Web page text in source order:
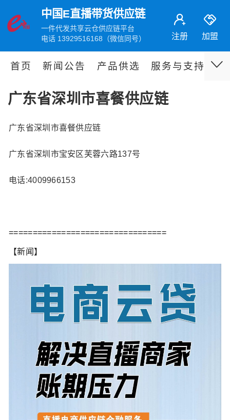
中国E直播带货供应链
一件代发共享云仓供应链平台
电话 13929516168（微信同号）
注册 加盟
首页 新闻公告 产品供选 服务与支持 伙
广东省深圳市喜餐供应链
广东省深圳市喜餐供应链
广东省深圳市宝安区芙蓉六路137号
电话:4009966153
=================================
【新闻】